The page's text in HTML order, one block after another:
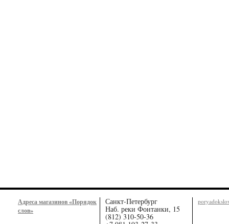
Адреса магазинов «Порядок
слов»
Санкт-Петербург
Наб. реки Фонтанки, 15
(812) 310-50-36